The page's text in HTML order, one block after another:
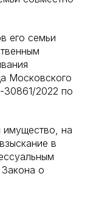
его семьи
Московского
30861/2022 по
имущество, на
в
Закона о